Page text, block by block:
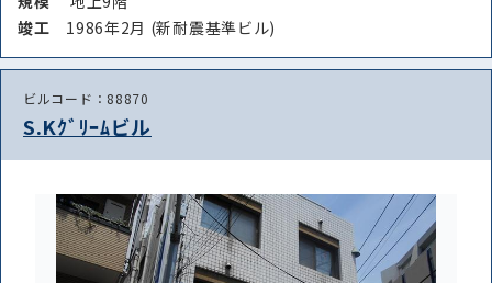
竣⼯ 1986年2月 (新耐震基準ビル)
ビルコード：88870
S.Kｸﾞﾘｰﾑビル